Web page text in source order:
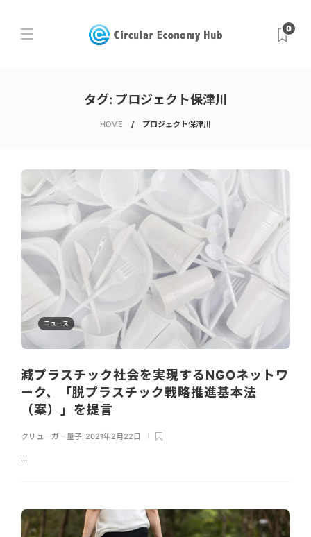
0
タグ: プロジェクト保津川
HOME プロジェクト保津川
ニュース
減プラスチック社会を実現するNGOネットワ
ーク、「脱プラスチック戦略推進基本法
（案）」を提言
クリューガー量子 2021年2月22日
...